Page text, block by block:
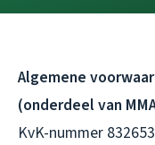
Algemene
(onderdeel van
KvK-nummer